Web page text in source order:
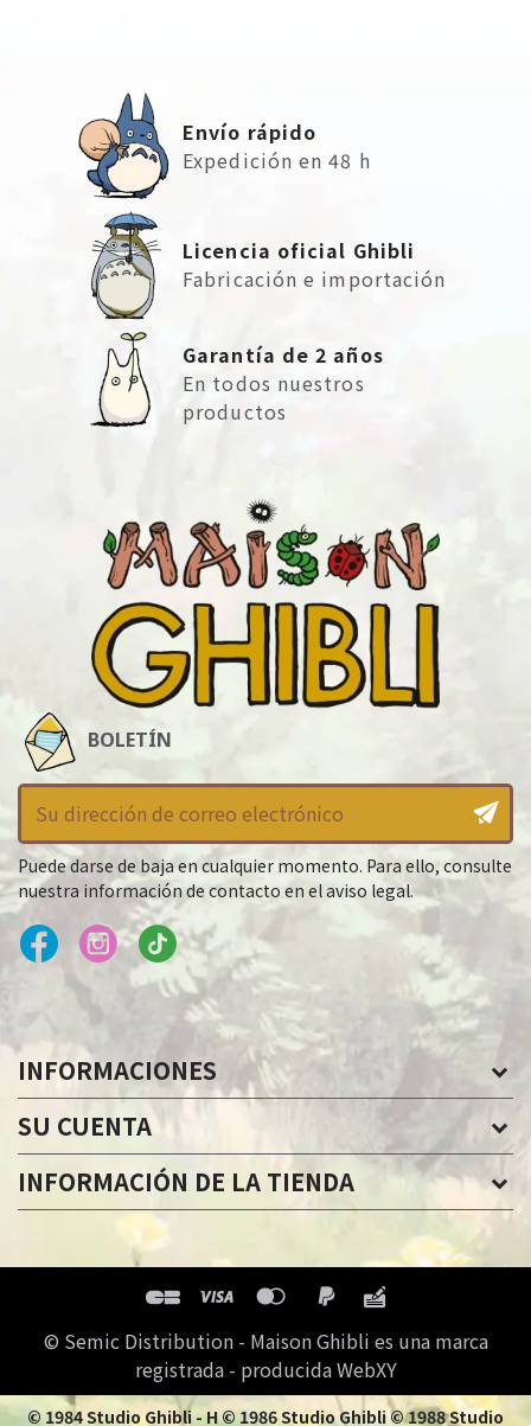
Envío rápido
Expedición en 48 h
Licencia oficial Ghibli
Fabricación e importación
Garantía de 2 años
En todos nuestros
productos
BOLETÍN
Puede darse de baja en cualquier momento. Para ello, consulte
nuestra información de contacto en el aviso legal.
INFORMACIONES
SU CUENTA
INFORMACIÓN DE LA TIENDA
© Semic Distribution - Maison Ghibli es una marca
registrada - producida WebXY
© 1984 Studio Ghibli - H © 1986 Studio Ghibli © 1988 Studio